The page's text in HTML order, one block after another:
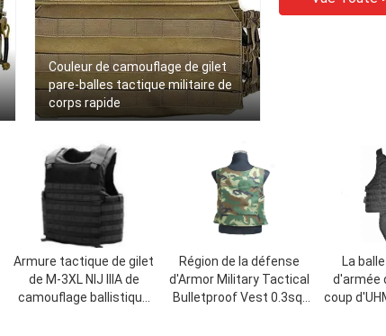
Couleur de camouflage de gilet
pare-balles tactique militaire de
corps rapide
Armure tactique de gilet
de M-3XL NIJ IIIA de
camouflage ballistique
Région de la défense
d'Armor Military Tactical
Bulletproof Vest 0.3sqr
La
d'armée
coup